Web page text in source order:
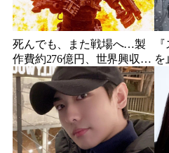
死んでも、また戦場へ…製
作費約276億円、世界興収
584億円のSF大作『オール・
ユー・ニード・イズ・キ
ル』がついに配信